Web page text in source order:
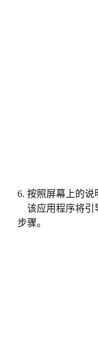
6. 按照屏幕上的说
该应用程序将引
步骤。